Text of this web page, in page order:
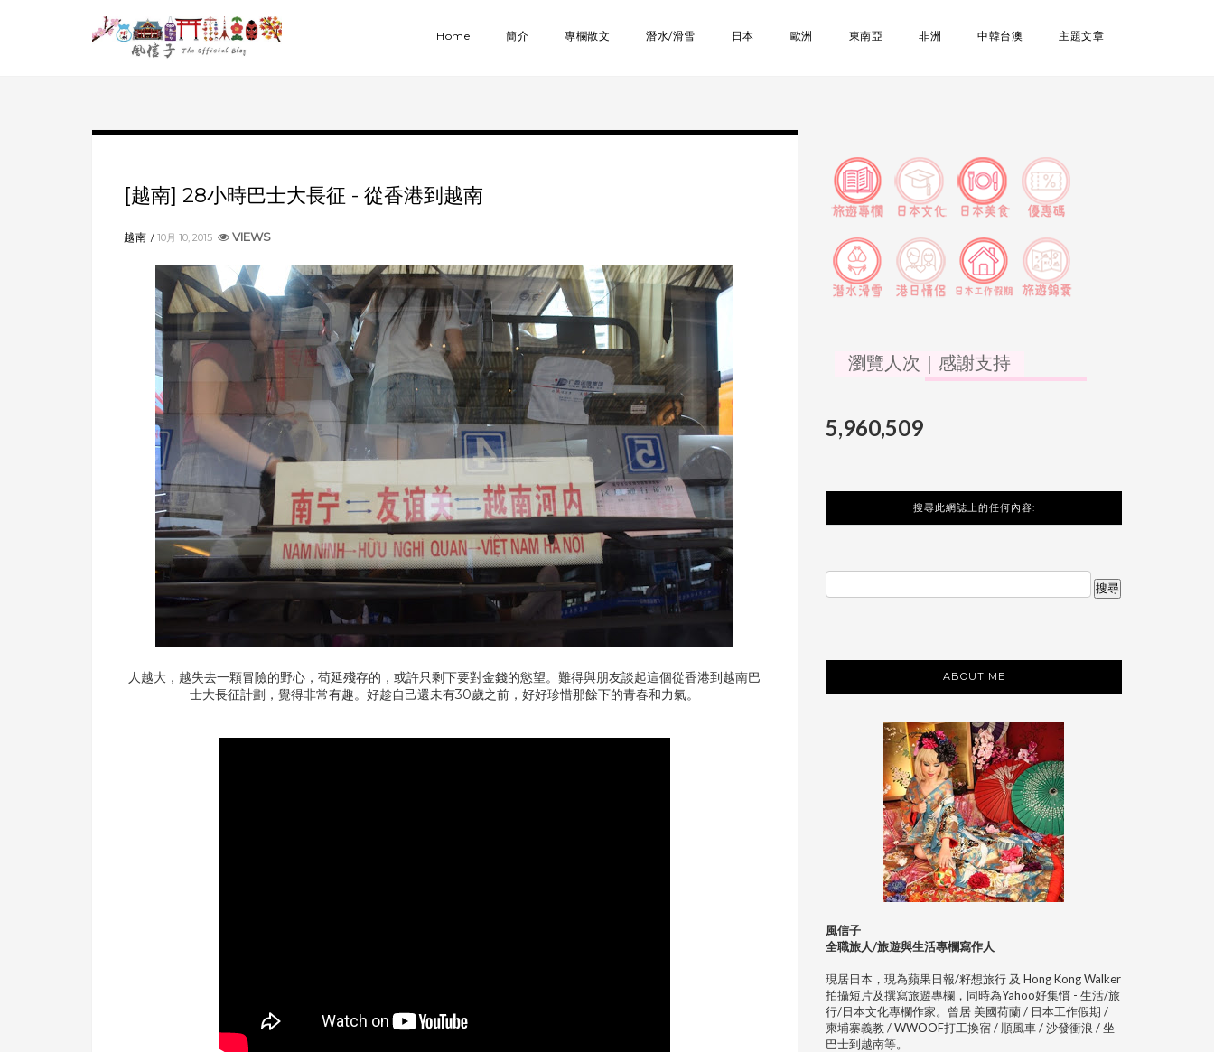
Home 簡介 專欄散文 潛水/滑雪 日本 歐洲 東南亞 非洲 中韓台澳 主題文章
[越南] 28小時巴士大長征 - 從香港到越南
越南 10月 10, 2015 VIEWS
人越大，越失去一顆冒險的野心，苟延殘存的，或許只剩下要對金錢的慾望。難得與朋友談起這個從香港到越南巴
士大長征計劃，覺得非常有趣。好趁自己還未有30歲之前，好好珍惜那餘下的青春和力氣。
瀏覽人次｜感謝支持
5,960,509
搜尋此網誌上的任何內容:
ABOUT ME
風信子
全職旅人/旅遊與生活專欄寫作人
現居日本，現為蘋果日報/籽想旅行 及 Hong Kong Walker
拍攝短片及撰寫旅遊專欄，同時為Yahoo好集慣 - 生活/旅
行/日本文化專欄作家。曾居 美國荷蘭 / 日本工作假期 /
柬埔寨義教 / WWOOF打工換宿 / 順風車 / 沙發衝浪 / 坐
巴士到越南等。